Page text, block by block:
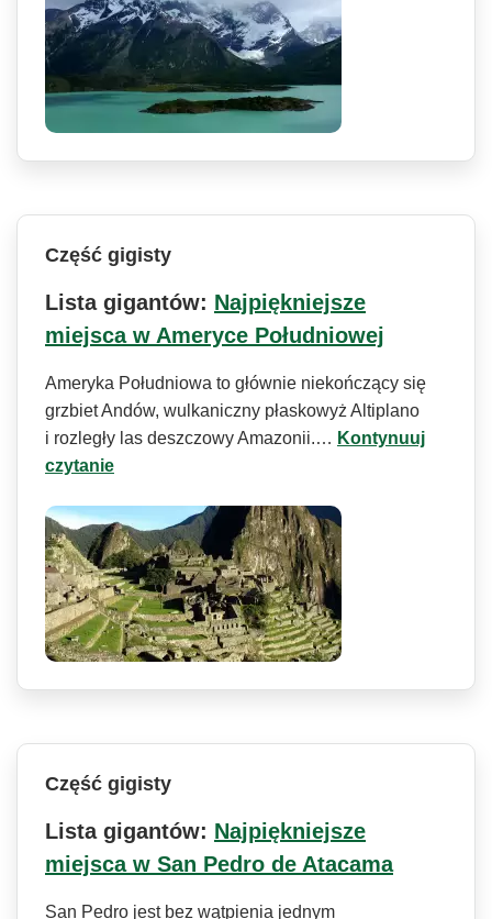
Część gigisty
Lista gigantów: Najpiękniejsze
miejsca w Ameryce Południowej
Ameryka Południowa to głównie niekończący się
grzbiet Andów, wulkaniczny płaskowyż Altiplano
i rozległy las deszczowy Amazonii.… Kontynuuj
czytanie
Część gigisty
Lista gigantów: Najpiękniejsze
miejsca w San Pedro de Atacama
San Pedro jest bez wątpienia jednym